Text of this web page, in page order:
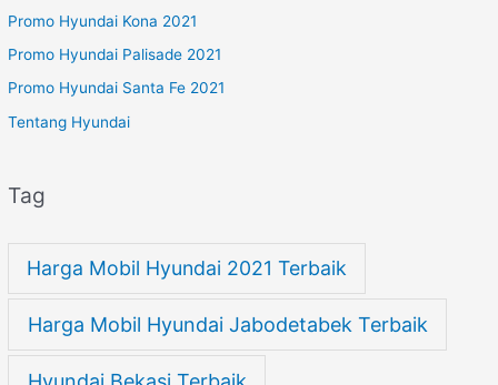
Promo Hyundai Kona 2021
Promo Hyundai Palisade 2021
Promo Hyundai Santa Fe 2021
Tentang Hyundai
Tag
Harga Mobil Hyundai 2021 Terbaik
Harga Mobil Hyundai Jabodetabek Terbaik